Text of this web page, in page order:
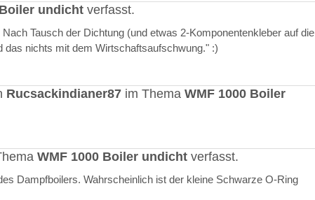
undicht verfasst.
Tausch der Dichtung (und etwas 2-Komponentenkleber auf die
das nichts mit dem Wirtschaftsaufschwung." :)
Rucsackindianer87 im ThemaWMF 1000 Boiler
WMF 1000 Boiler undicht verfasst.
Dampfboilers. Wahrscheinlich ist der kleine Schwarze O-Ring